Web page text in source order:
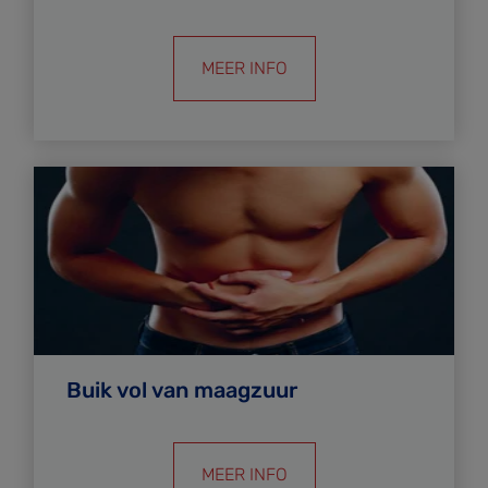
MEER INFO
Buik vol van maagzuur
MEER INFO